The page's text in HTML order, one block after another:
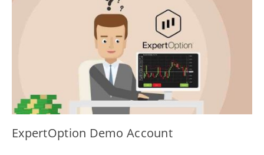
ExpertOption Demo Account